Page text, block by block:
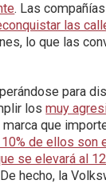
. Las
las
lo que las
para
losmuy
que
de ellos son
se elevará al
hecho, la